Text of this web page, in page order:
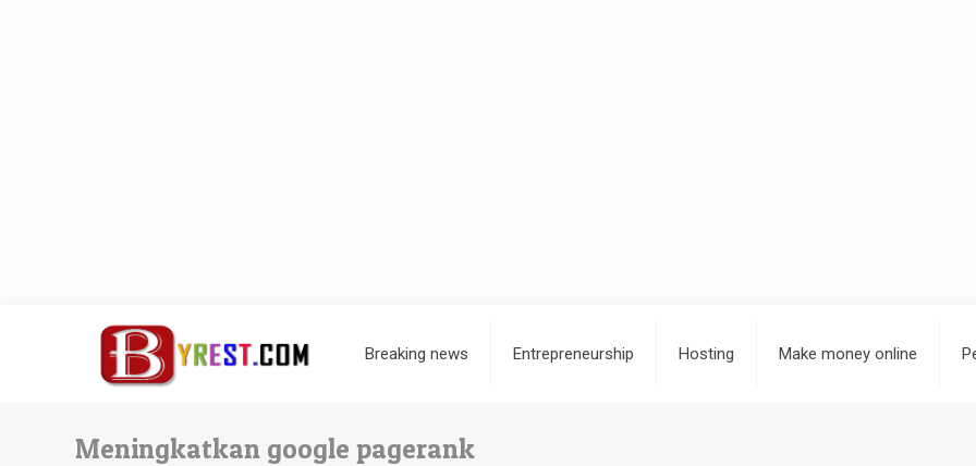
Breaking news Entrepreneurship Hosting Make money online
Meningkatkan google pagerank